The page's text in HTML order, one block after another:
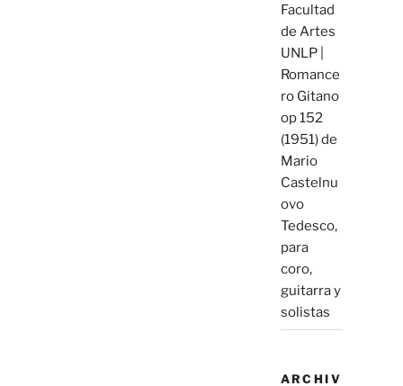
Facultad
de Artes
UNLP |
Romance
ro Gitano
op 152
(1951) de
Mario
Castelnu
ovo
Tedesco,
para
coro,
guitarra y
solistas
ARCHIV